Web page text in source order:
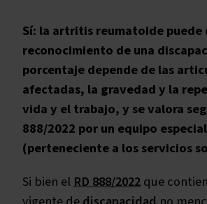
Sí: la artritis reumatoide puede
reconocimiento de una
porcentaje depende de las
afectadas, la gravedad y la
vida y el trabajo, y se valora
888/2022 por un equipo
(perteneciente a los servicios
Si bien el RD 888/2022que